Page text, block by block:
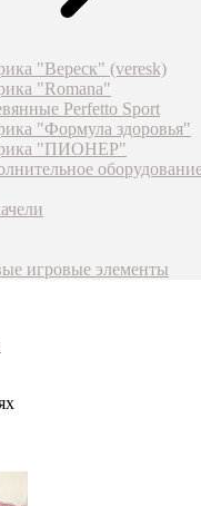
"Вереск" (veresk)
"Romana"
Perfetto Sport
"Формула здоровья"
"ПИОНЕР"
игровые элементы